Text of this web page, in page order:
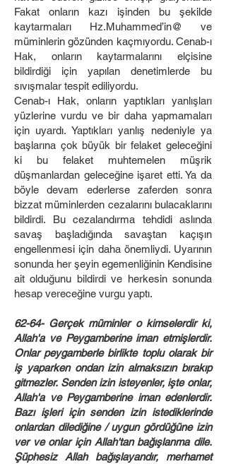
Fakat onların kazı işinden bu şekilde
kaytarmaları Hz.Muhammed’in@ ve
müminlerin gözünden kaçmıyordu. Cenab-ı
Hak, onların kaytarmalarını elçisine
bildirdiği için yapılan denetimlerde bu
sıvışmalar tespit ediliyordu.
Cenab-ı Hak, onların yaptıkları yanlışları
yüzlerine vurdu ve bir daha yapmamaları
için uyardı. Yaptıkları yanlış nedeniyle ya
başlarına çok büyük bir felaket geleceğini
ki bu felaket muhtemelen müşrik
düşmanlardan geleceğine işaret etti. Ya da
böyle devam ederlerse zaferden sonra
bizzat müminlerden cezalarını bulacaklarını
bildirdi. Bu cezalandırma tehdidi aslında
savaş başladığında savaştan kaçışın
engellenmesi için daha önemliydi. Uyarının
sonunda her şeyin egemenliğinin Kendisine
ait olduğunu bildirdi ve herkesin sonunda
hesap vereceğine vurgu yaptı.
62-64- Gerçek müminler o kimselerdir ki,
Allah'a ve Peygamberine iman etmişlerdir.
Onlar peygamberle birlikte toplu olarak bir
iş yaparken ondan izin almaksızın bırakıp
gitmezler. Senden izin isteyenler, işte onlar,
Allah'a ve Peygamberine iman edenlerdir.
Bazı işleri için senden izin istediklerinde
onlardan dilediğine / uygun gördüğüne izin
ver ve onlar için Allah'tan bağışlanma dile.
Şüphesiz Allah bağışlayandır, merhamet